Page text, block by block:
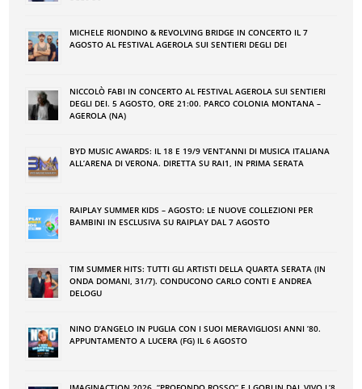
MICHELE RIONDINO & REVOLVING BRIDGE IN CONCERTO IL 7
AGOSTO AL FESTIVAL AGEROLA SUI SENTIERI DEGLI DEI
NICCOLÒ FABI IN CONCERTO AL FESTIVAL AGEROLA SUI SENTIERI
DEGLI DEI. 5 AGOSTO, ORE 21:00. PARCO COLONIA MONTANA –
AGEROLA (NA)
BYD MUSIC AWARDS: IL 18 E 19/9 VENT’ANNI DI MUSICA ITALIANA
ALL’ARENA DI VERONA. DIRETTA SU RAI1, IN PRIMA SERATA
RAIPLAY SUMMER KIDS – AGOSTO: LE NUOVE COLLEZIONI PER
BAMBINI IN ESCLUSIVA SU RAIPLAY DAL 7 AGOSTO
TIM SUMMER HITS: TUTTI GLI ARTISTI DELLA QUARTA SERATA (IN
ONDA DOMANI, 31/7). CONDUCONO CARLO CONTI E ANDREA
DELOGU
NINO DʼANGELO IN PUGLIA CON I SUOI MERAVIGLIOSI ANNI ʼ80.
APPUNTAMENTO A LUCERA (FG) IL 6 AGOSTO